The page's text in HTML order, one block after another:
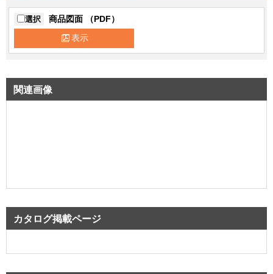
選択 商品図面 （PDF）
表示
関連画像
カタログ掲載ページ